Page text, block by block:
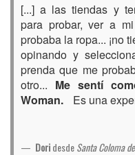
[...] a las tiendas y
para probar, ver a
probaba la ropa... ¡no
opinando y
prenda que me
otro... Me sentí
Woman.
Es una
DoridesdeSanta Coloma